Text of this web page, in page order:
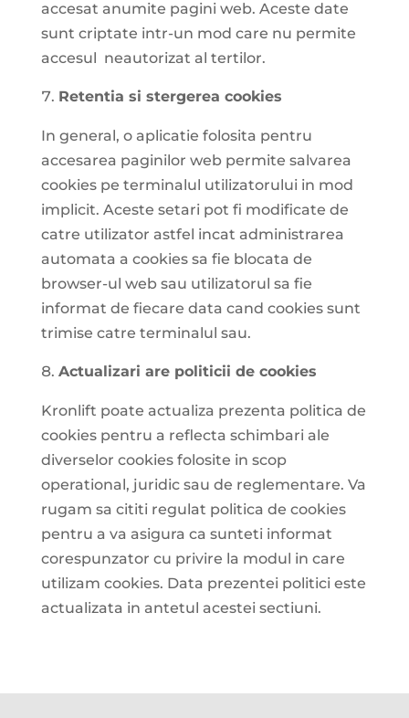
accesat anumite pagini web. Aceste date
sunt criptate intr-un mod care nu permite
accesul neautorizat al tertilor.
Retentia si stergerea cookies
In general, o aplicatie folosita pentru
accesarea paginilor web permite salvarea
cookies pe terminalul utilizatorului in mod
implicit. Aceste setari pot fi modificate de
catre utilizator astfel incat administrarea
automata a cookies sa fie blocata de
browser-ul web sau utilizatorul sa fie
informat de fiecare data cand cookies sunt
trimise catre terminalul sau.
Actualizari are politicii de cookies
Kronlift poate actualiza prezenta politica de
cookies pentru a reflecta schimbari ale
diverselor cookies folosite in scop
operational, juridic sau de reglementare. Va
rugam sa cititi regulat politica de cookies
pentru a va asigura ca sunteti informat
corespunzator cu privire la modul in care
utilizam cookies. Data prezentei politici este
actualizata in antetul acestei sectiuni.